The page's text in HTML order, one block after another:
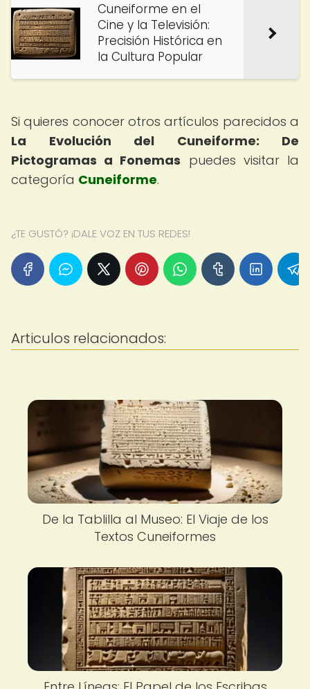
Cuneiforme en el
Cine y la Televisión:
Precisión Histórica en
la Cultura Popular
Si quieres conocer otros artículos parecidos a
La Evolución del Cuneiforme: De
Pictogramas a Fonemas puedes visitar la
categoría Cuneiforme.
¿TE GUSTÓ? ¡DALE VOZ EN TUS REDES!
Articulos relacionados:
De la Tablilla al Museo: El Viaje de los
Textos Cuneiformes